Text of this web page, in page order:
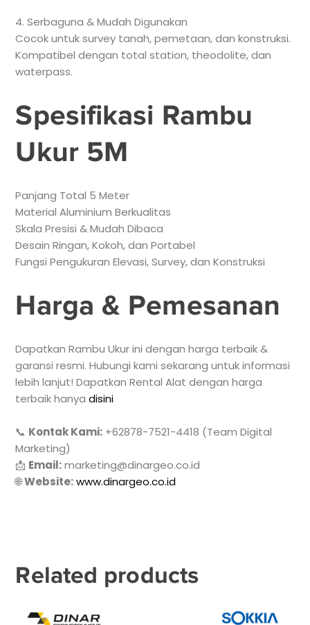
4. Serbaguna & Mudah Digunakan
Cocok untuk survey tanah, pemetaan, dan konstruksi.
Kompatibel dengan total station, theodolite, dan
waterpass.
Spesifikasi Rambu
Ukur 5M
Panjang Total 5 Meter
Material Aluminium Berkualitas
Skala Presisi & Mudah Dibaca
Desain Ringan, Kokoh, dan Portabel
Fungsi Pengukuran Elevasi, Survey, dan Konstruksi
Harga & Pemesanan
Dapatkan Rambu Ukur ini dengan harga terbaik &
garansi resmi. Hubungi kami sekarang untuk informasi
lebih lanjut! Dapatkan Rental Alat dengan harga
terbaik hanyadisini
📞 Kontak Kami: +62878-7521-4418 (Team Digital
Marketing)
📩 Email:marketing@dinargeo.co.id
🌐Website: www.dinargeo.co.id
Related products